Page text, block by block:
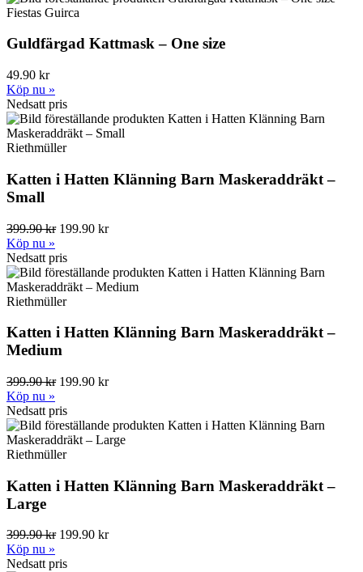
Fiestas Guirca
Guldfärgad Kattmask – One size
49.90 kr
Köp nu »
Nedsatt pris
Riethmüller
Katten i Hatten Klänning Barn Maskeraddräkt –
Small
399.90 kr199.90 kr
Köp nu »
Nedsatt pris
Riethmüller
Katten i Hatten Klänning Barn Maskeraddräkt –
Medium
399.90 kr199.90 kr
Köp nu »
Nedsatt pris
Riethmüller
Katten i Hatten Klänning Barn Maskeraddräkt –
Large
399.90 kr199.90 kr
Köp nu »
Nedsatt pris